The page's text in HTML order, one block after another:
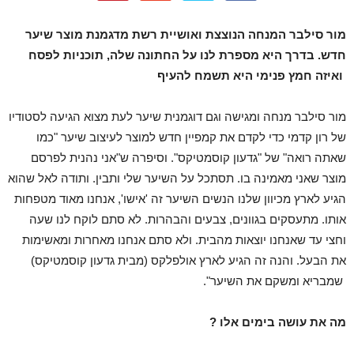
מור סילבר המנחה הנוצצת ואושיית רשת מדגמנת מוצר שיער
חדש. בדרך היא מספרת לנו על החתונה שלה, תוכניות לפסח
ואיזה חמץ פנימי היא תשמח להעיף
מור סילבר מנחה ומגישה וגם דוגמנית שיער לעת מצוא הגיעה לסטודיו
של רון קדמי כדי לקדם את קמפיין חדש למוצר לעיצוב שיער "כמו
שאתה רואה" של "גדעון קוסמטיקס". וסיפרה ש"אני נהנית לפרסם
מוצר שאני מאמינה בו. תסתכל על השיער שלי ותבין. ותודה לאל שהוא
הגיע לארץ מכיוון שלנו הנשים השיער זה 'אישו', אנחנו מאוד מטפחות
אותו. מתעסקים בגוונים, צבעים והבהרות. לא סתם לוקח לנו שעה
וחצי עד שאנחנו יוצאות מהבית. ולא סתם אנחנו מאחרות ומאשימות
את הבעל. והנה זה הגיע לארץ אולפלקס (מבית גדעון קוסמטיקס)
שמבריא ומשקם את השיער".
מה את עושה בימים אלו ?